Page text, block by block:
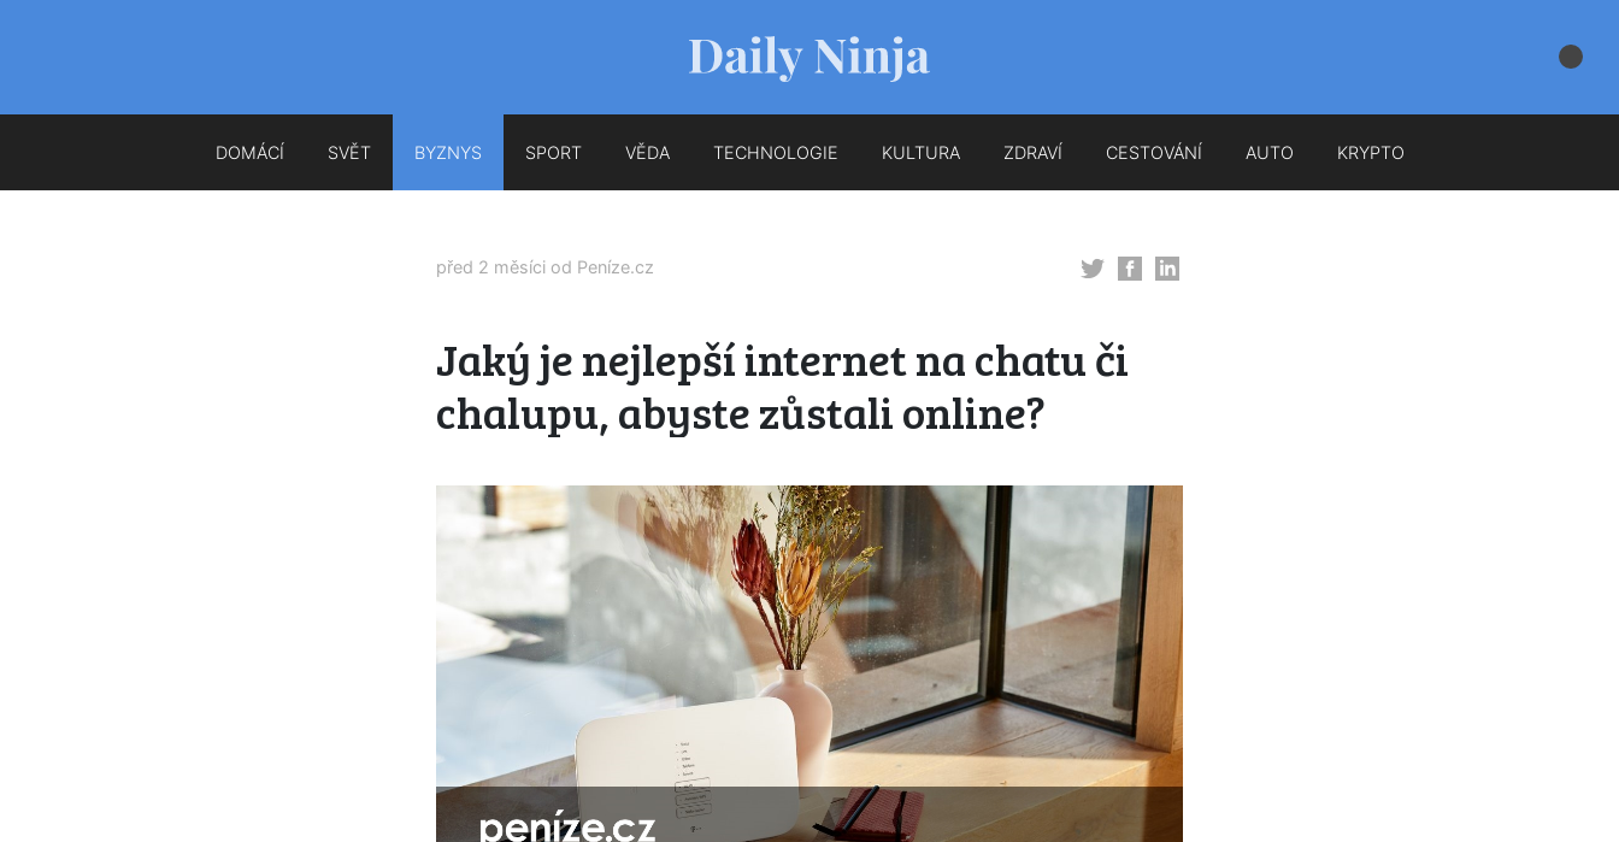
DOMÁCÍ SVĚT BYZNYS SPORT VĚDA TECHNOLOGIE KULTURA ZDRAVÍ CESTOVÁNÍ AUTO KRYPTO
před 2 měsíci od Peníze.cz
Jaký je nejlepší internet na chatu či
chalupu, abyste zůstali online?